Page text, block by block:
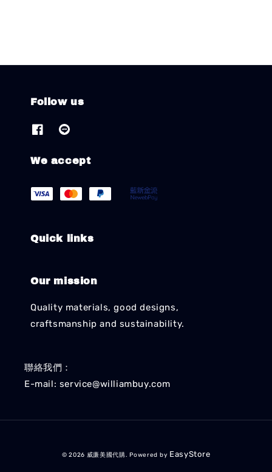
Follow us
We accept
Quick links
Our mission
Quality materials, good designs,
craftsmanship and sustainability.
聯絡我們：
E-mail: service@williambuy.com
© 2026 威廉美國代購. Powered by EasyStore